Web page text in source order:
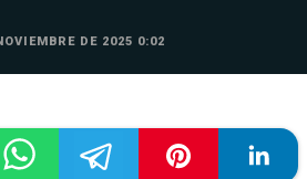
DE 2025 0:02